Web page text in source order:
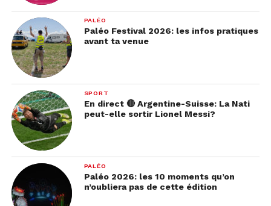
PALÉO
Paléo Festival 2026: les infos pratiques
avant ta venue
SPORT
En direct 🔴 Argentine-Suisse: La Nati
peut-elle sortir Lionel Messi?
PALÉO
Paléo 2026: les 10 moments qu’on
n’oubliera pas de cette édition